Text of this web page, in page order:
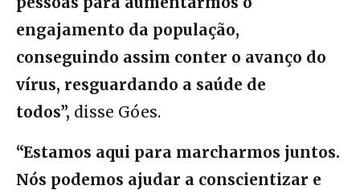
engajamento da população,
conseguindo assim conter o avanço do
vírus, resguardando a saúde de
todos”, disse Góes.
“Estamos aqui para marcharmos juntos.
Nós podemos ajudar a conscientizar e